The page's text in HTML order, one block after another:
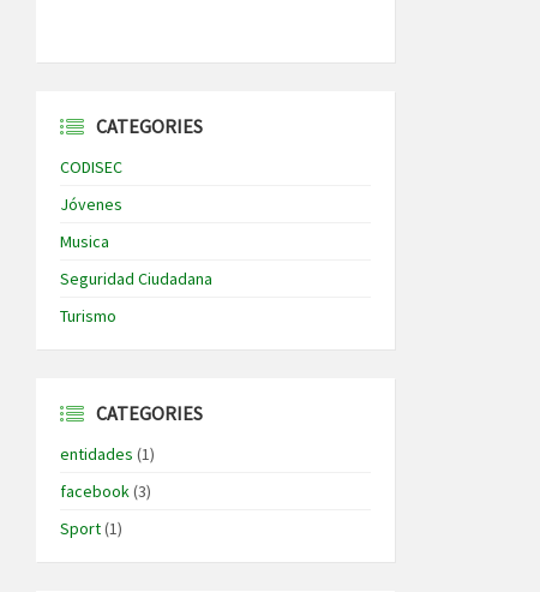
CATEGORIES
CODISEC
Jóvenes
Musica
Seguridad Ciudadana
Turismo
CATEGORIES
entidades (1)
facebook(3)
Sport(1)